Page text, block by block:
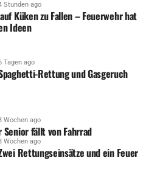
Stunden ago
Küken zu Fallen – Feuerwehr hat
Ideen
Tagen ago
Rettung und Gasgeruch
Wochen ago
fällt von Fahrrad
Wochen ago
Rettungseinsätze und ein Feuer